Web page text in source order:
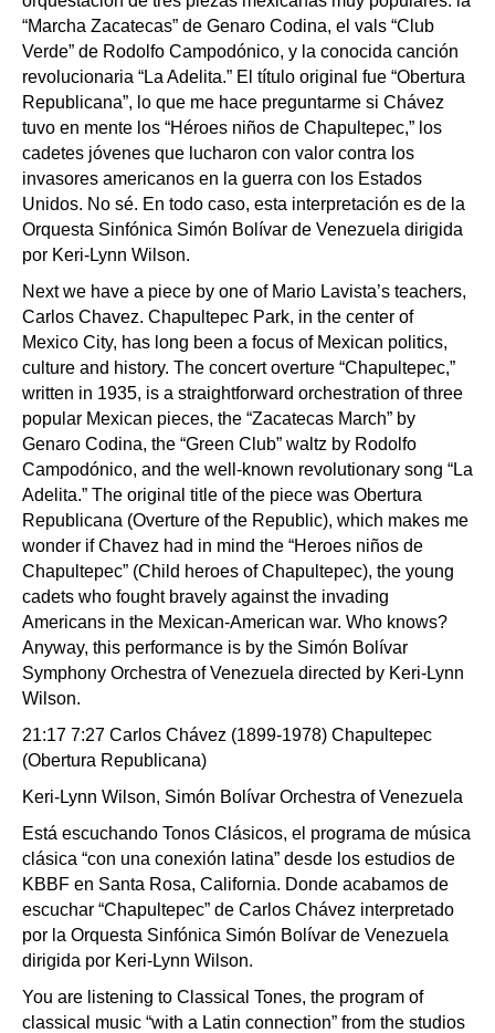
“Marcha Zacatecas” de Genaro Codina, el vals “Club
Verde” de Rodolfo Campodónico, y la conocida canción
revolucionaria “La Adelita.” El título original fue “Obertura
Republicana”, lo que me hace preguntarme si Chávez
tuvo en mente los “Héroes niños de Chapultepec,” los
cadetes jóvenes que lucharon con valor contra los
invasores americanos en la guerra con los Estados
Unidos. No sé. En todo caso, esta interpretación es de la
Orquesta Sinfónica Simón Bolívar de Venezuela dirigida
por Keri-Lynn Wilson.
Next we have a piece by one of Mario Lavista’s teachers,
Carlos Chavez. Chapultepec Park, in the center of
Mexico City, has long been a focus of Mexican politics,
culture and history. The concert overture “Chapultepec,”
written in 1935, is a straightforward orchestration of three
popular Mexican pieces, the “Zacatecas March” by
Genaro Codina, the “Green Club” waltz by Rodolfo
Campodónico, and the well-known revolutionary song “La
Adelita.” The original title of the piece was Obertura
Republicana (Overture of the Republic), which makes me
wonder if Chavez had in mind the “Heroes niños de
Chapultepec” (Child heroes of Chapultepec), the young
cadets who fought bravely against the invading
Americans in the Mexican-American war. Who knows?
Anyway, this performance is by the Simón Bolívar
Symphony Orchestra of Venezuela directed by Keri-Lynn
Wilson.
21:17 7:27 Carlos Chávez (1899-1978) Chapultepec
(Obertura Republicana)
Keri-Lynn Wilson, Simón Bolívar Orchestra of Venezuela
Está escuchando Tonos Clásicos, el programa de música
clásica “con una conexión latina” desde los estudios de
KBBF en Santa Rosa, California. Donde acabamos de
escuchar “Chapultepec” de Carlos Chávez interpretado
por la Orquesta Sinfónica Simón Bolívar de Venezuela
dirigida por Keri-Lynn Wilson.
You are listening to Classical Tones, the program of
classical music “with a Latin connection” from the studios